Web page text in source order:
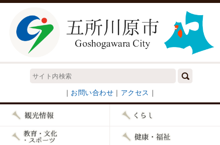
｜ お問い合わせ ｜ アクセス ｜